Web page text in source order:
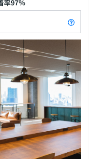
与あり。
ーの貸与もあり。
ーフォール、アジャイ
・厚生年金）
合加入
率97％